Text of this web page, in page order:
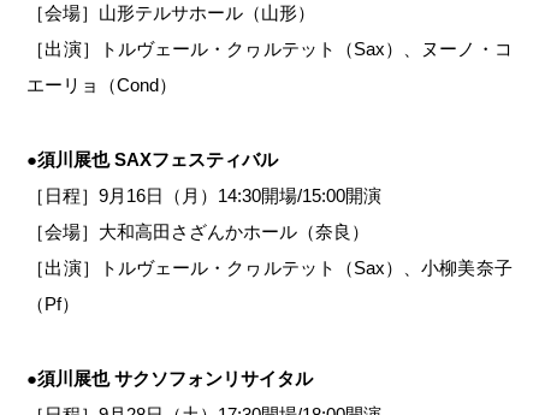
［会場］山形テルサホール（山形）
［出演］トルヴェール・クヮルテット（Sax）、ヌーノ・コ
エーリョ（Cond）
●須川展也 SAXフェスティバル
［日程］9月16日（月）14:30開場/15:00開演
［会場］大和高田さざんかホール（奈良）
［出演］トルヴェール・クヮルテット（Sax）、小柳美奈子
（Pf）
●須川展也 サクソフォンリサイタル